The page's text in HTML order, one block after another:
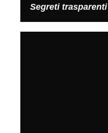
Segreti trasparenti